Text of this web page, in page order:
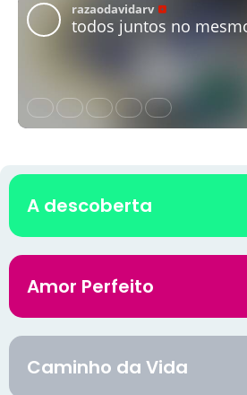
A descoberta
Amor Perfeito
Caminho da Vida